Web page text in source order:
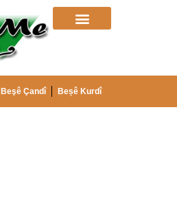
Beşê Çandî Beșê Kurdî